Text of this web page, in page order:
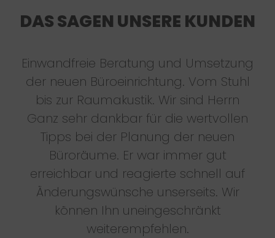
DAS SAGEN UNSERE KUNDEN
Einwandfreie Beratung und Umsetzung
der neuen Büroeinrichtung. Vom Stuhl
bis zur Raumakustik. Wir sind Herrn
Ganz sehr dankbar für die wertvollen
Tipps bei der Planung der neuen
Büroräume. Er war immer gut
erreichbar und reagierte schnell auf
Änderungswünsche unserseits. Wir
können Ihn uneingeschränkt
weiterempfehlen.